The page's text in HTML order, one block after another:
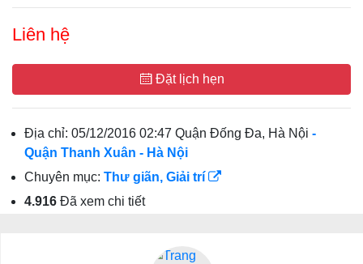
Liên hệ
Đặt lịch hẹn
Địa chỉ: 05/12/2016 02:47 Quận Đống Đa, Hà Nội -
Quận Thanh Xuân - Hà Nội
Chuyên mục: Thư giãn, Giải trí
4.916 Đã xem chi tiết